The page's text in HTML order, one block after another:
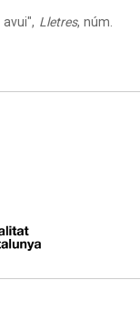
Lletres, núm.